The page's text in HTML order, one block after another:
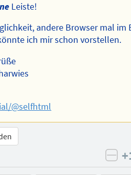
Leiste!
andere Browser mal im
ich mir schon vorstellen.
@selfhtml